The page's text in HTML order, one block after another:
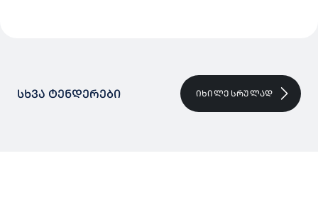
ᲡᲮᲕᲐ ᲢᲔᲜᲓᲔᲠᲔᲑᲘ ᲘᲮᲘᲚᲔ ᲡᲠᲣᲚᲐᲓ